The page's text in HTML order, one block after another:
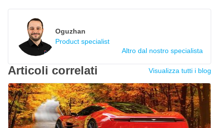
Oguzhan
Product specialist
Altro dal nostro specialista
Articoli correlati Visualizza tutti i blog